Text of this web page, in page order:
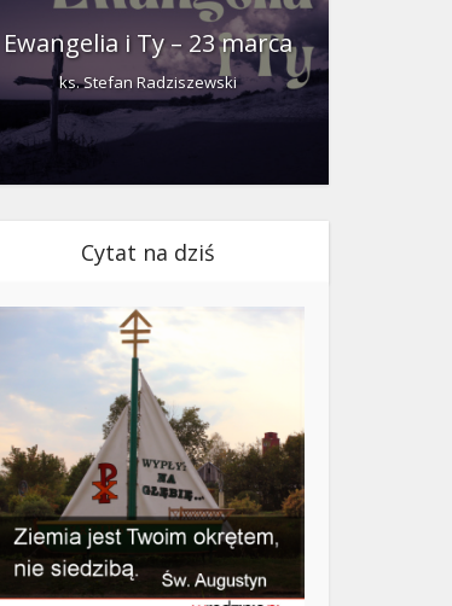
Ewangelia i Ty – 23 marca
ks. Stefan Radziszewski
Cytat na dziś